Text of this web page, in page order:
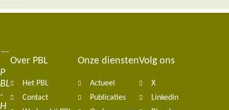
P
BL
-
H
Footer
navigation
Over PBL
Het PBL
Contact
Onze diensten
Actueel
Publicaties
Volg ons
X
Linkedin